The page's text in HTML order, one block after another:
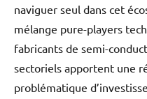
naviguer seul dans cet
mélange pure-players
fabricants de semi-
sectoriels apportent une
problématique